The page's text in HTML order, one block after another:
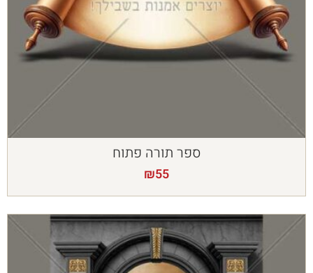
ספר תורה פתוח
₪55